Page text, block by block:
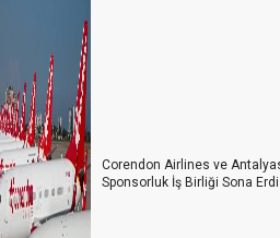
Bulgaristan'da turist olmak
Personel bulmak turist bulmaktan daha
geliyor
gök turist doldu, ardından umarım
sahilleri dolu ama turistle değil
oksijeni tükenmek üzere
Corendon Airlines ve
Sponsorluk İş Birliği Sona Erdi